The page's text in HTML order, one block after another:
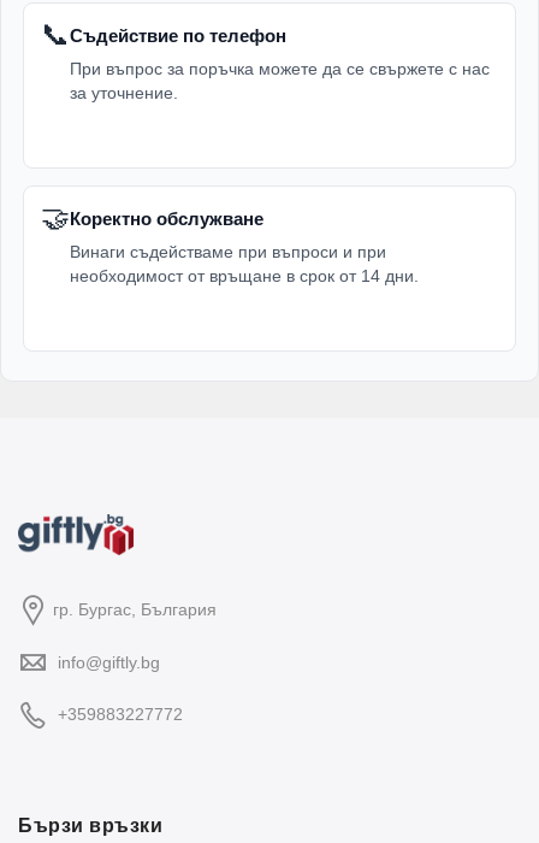
📞Съдействие по телефон
При въпрос за поръчка можете да се свържете с нас
за уточнение.
🤝Коректно обслужване
Винаги съдействаме при въпроси и при
необходимост от връщане в срок от 14 дни.
гр. Бургас, България
info@giftly.bg
+359883227772
Бързи връзки